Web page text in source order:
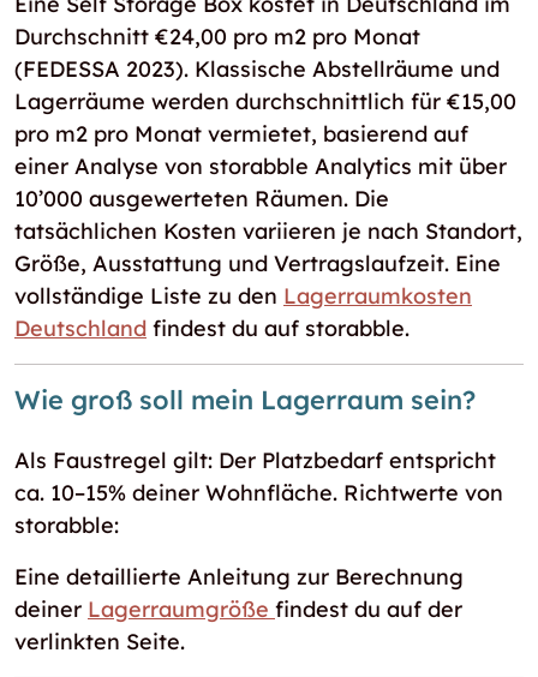
Durchschnitt €24,00 pro m2 pro Monat
(FEDESSA 2023). Klassische Abstellräume und
Lagerräume werden durchschnittlich für €15,00
pro m2 pro Monat vermietet, basierend auf
einer Analyse von storabble Analytics mit über
10’000 ausgewerteten Räumen. Die
tatsächlichen Kosten variieren je nach Standort,
Größe, Ausstattung und Vertragslaufzeit. Eine
vollständige Liste zu den Lagerraumkosten
Deutschland findest du auf storabble.
Wie groß soll mein Lagerraum sein?
Als Faustregel gilt: Der Platzbedarf entspricht
ca. 10–15% deiner Wohnfläche. Richtwerte von
storabble:
Eine detaillierte Anleitung zur Berechnung
deiner Lagerraumgröße findest du auf der
verlinkten Seite.